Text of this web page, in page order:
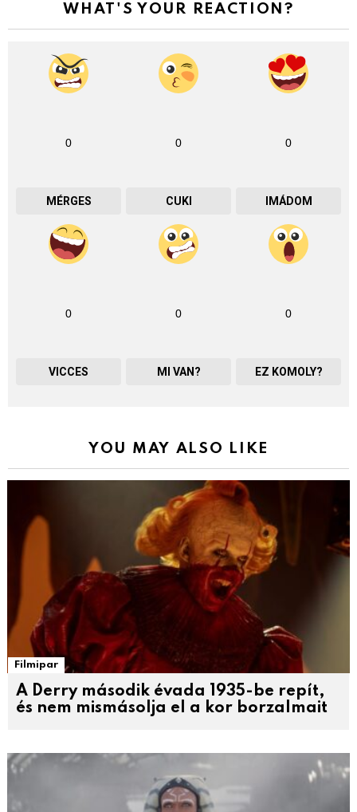
WHAT'S YOUR REACTION?
0
MÉRGES
0
CUKI
0
IMÁDOM
0
VICCES
0
MI VAN?
0
EZ KOMOLY?
YOU MAY ALSO LIKE
Filmipar
A Derry második évada 1935-be repít,
és nem mismásolja el a kor borzalmait